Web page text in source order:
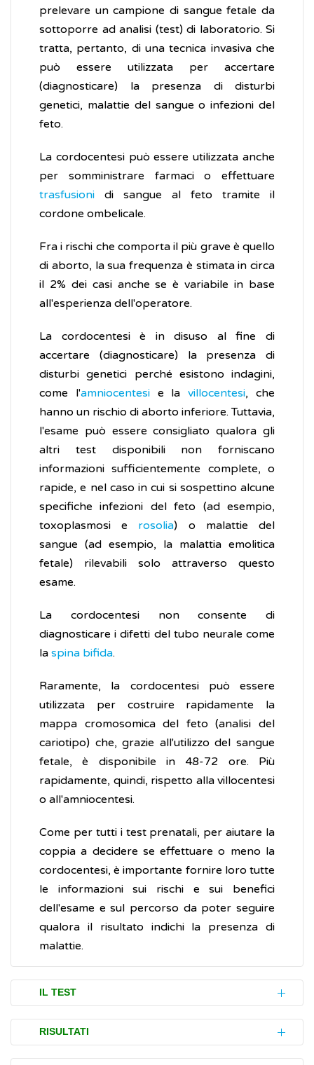
prelevare un campione di sangue fetale da
sottoporre ad analisi (test) di laboratorio. Si
tratta, pertanto, di una tecnica invasiva che
può essere utilizzata per accertare
(diagnosticare) la presenza di disturbi
genetici, malattie del sangue o infezioni del
feto.
La cordocentesi può essere utilizzata anche
per somministrare farmaci o effettuare
trasfusioni di sangue al feto tramite il
cordone ombelicale.
Fra i rischi che comporta il più grave è quello
di aborto, la sua frequenza è stimata in circa
il 2% dei casi anche se è variabile in base
all'esperienza dell'operatore.
La cordocentesi è in disuso al fine di
accertare (diagnosticare) la presenza di
disturbi genetici perché esistono indagini,
come l'amniocentesie lavillocentesi, che
hanno un rischio di aborto inferiore. Tuttavia,
l'esame può essere consigliato qualora gli
altri test disponibili non forniscano
informazioni sufficientemente complete, o
rapide, e nel caso in cui si sospettino alcune
specifiche infezioni del feto (ad esempio,
toxoplasmosi e rosolia) o malattie del
sangue (ad esempio, la malattia emolitica
fetale) rilevabili solo attraverso questo
esame.
La cordocentesi non consente di
diagnosticare i difetti del tubo neurale come
la spina bifida.
Raramente, la cordocentesi può essere
utilizzata per costruire rapidamente la
mappa cromosomica del feto (analisi del
cariotipo) che, grazie all'utilizzo del sangue
fetale, è disponibile in 48-72 ore. Più
rapidamente, quindi, rispetto alla villocentesi
o all'amniocentesi.
Come per tutti i test prenatali, per aiutare la
coppia a decidere se effettuare o meno la
cordocentesi, è importante fornire loro tutte
le informazioni sui rischi e sui benefici
dell'esame e sul percorso da poter seguire
qualora il risultato indichi la presenza di
malattie.
IL TEST
Generalmente, la cordocentesi si esegue in
ambulatorio e non richiede una
RISULTATI